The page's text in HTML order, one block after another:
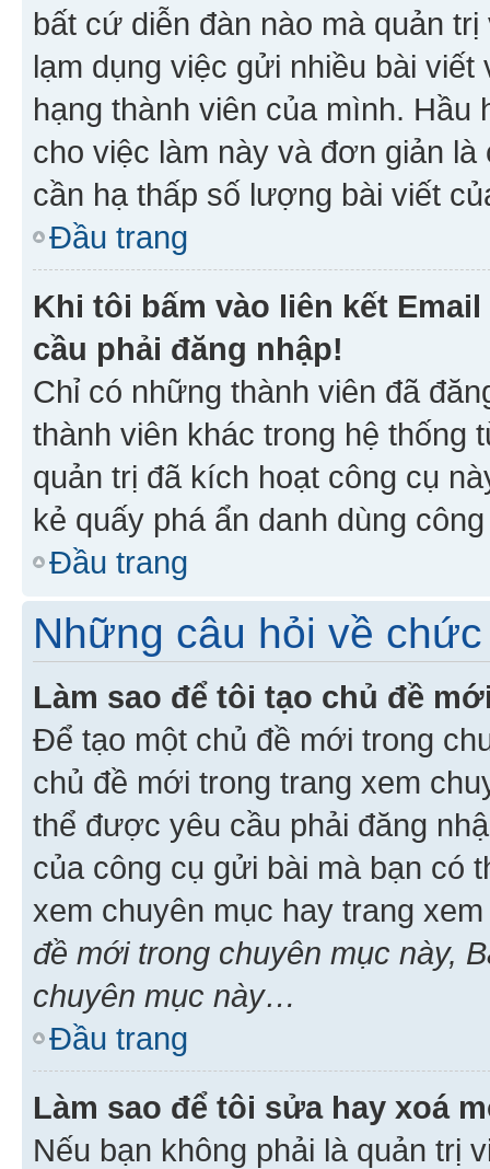
bất cứ diễn đàn nào mà quản
lạm dụng việc gửi nhiều bài
hạng thành viên của mình. Hầu
cho việc làm này và đơn giản
cần hạ thấp số lượng bài viết
Đầu trang
Khi tôi bấm vào liên kết
cầu phải đăng nhập!
Chỉ có những thành viên đã
thành viên khác trong hệ thống
quản trị đã kích hoạt công cụ
kẻ quấy phá ẩn danh dùng
Đầu trang
Những câu hỏi về
Làm sao để tôi tạo chủ đề
Để tạo một chủ đề mới trong
chủ đề mới trong trang xem
thể được yêu cầu phải đăng
của công cụ gửi bài mà bạn có
xem chuyên mục hay trang
đề mới trong chuyên mục này,
chuyên mục này…
Đầu trang
Làm sao để tôi sửa hay xoá
Nếu bạn không phải là quản trị